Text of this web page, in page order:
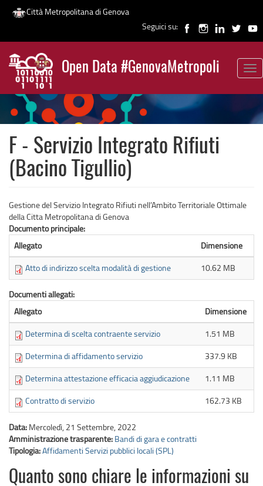
Salta
contenuto
principale
Città Metropolitana di Genova
Seguici su:
Open Data #GenovaMetropoli
News
F - Servizio Integrato Rifiuti
(Bacino Tigullio)
Gestione del Servizio Integrato Rifiuti nell’Ambito Territoriale Ottimale
della Citta Metropolitana di Genova
Documento principale:
Allegato
Dimensione
Atto di indirizzo scelta modalità di gestione
10.62 MB
Documenti allegati:
Allegato
Dimensione
Determina di scelta contraente servizio
1.51 MB
Determina di affidamento servizio
337.9 KB
Determina attestazione efficacia aggiudicazione
1.11 MB
Contratto di servizio
162.73 KB
Data: Mercoledì, 21 Settembre, 2022
Amministrazione trasparente: Bandi di gara e contratti
Tipologia:Affidamenti Servizi pubblici locali (SPL)
Quanto sono chiare le informazioni su